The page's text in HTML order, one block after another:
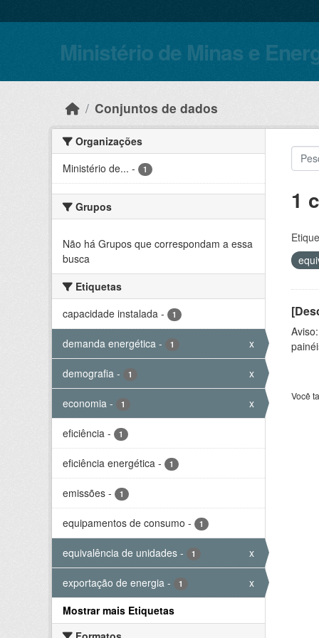
Ministério de Minas e
Conjuntos de dados
Organizações
Ministério de... - 1
Grupos
Não há Grupos que correspondam a essa
busca
Etiquetas
capacidade instalada - 1
demanda energética - 1 x
demografia - 1 x
economia - 1 x
eficiência - 1
eficiência energética - 1
emissões - 1
equipamentos de consumo - 1
equivalência de unidades - 1 x
exportação de energia - 1
x
Mostrar mais Etiquetas
1
Você